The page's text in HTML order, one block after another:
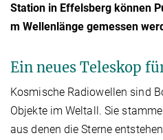
Station in Effelsberg können
m Wellenlänge gemessen
Ein neues Teleskop
Kosmische Radiowellen sind
Objekte im Weltall. Sie
aus denen die Sterne